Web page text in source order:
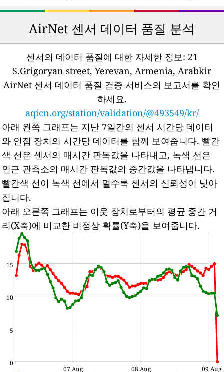
AirNet 센서 데이터 품질 분석
센서의 데이터 품질에 대한 자세한 정보: 21
S.Grigoryan street, Yerevan, Armenia, Arabkir
AirNet 센서 데이터 품질 검증 서비스의 보고서를 확인
하세요.
aqicn.org/station/validation/@493549/kr/
아래 왼쪽 그래프는 지난 7일간의 센서 시간당 데이터
와 인접 장치의 시간당 데이터를 함께 보여줍니다. 빨간
색 선은 센서의 매시간 판독값을 나타내고, 녹색 선은
인근 관측소의 매시간 판독값의 중간값을 나타냅니다.
빨간색 선이 녹색 선에서 멀수록 센서의 신뢰성이 낮아
집니다.
아래 오른쪽 그래프는 이웃 장치로부터의 평균 중간 거
리(X축)에 비교한 비정상 확률(Y축)을 보여줍니다.
0
5
10
15
07 Aug 08 Aug 09 Aug